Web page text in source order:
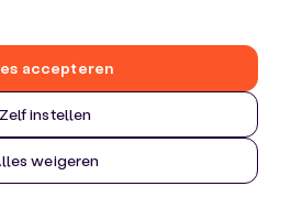
Zelf instellen
weigeren
accepteren